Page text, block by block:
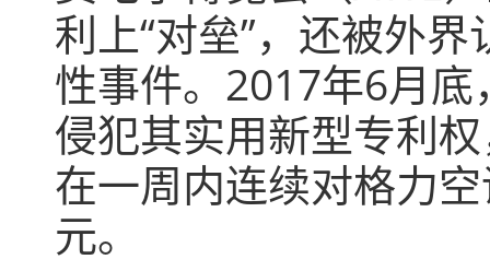
利上“对垒”，还被外
性事件。2017年6月底
侵犯其实用新型专利
在一周内连续对格力
元。